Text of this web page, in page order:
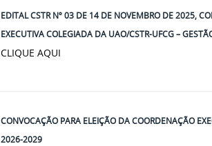
EDITAL CSTR Nº 03 DE 14 DE NOVEMBRO DE 2025,
EXECUTIVA COLEGIADA DA UAO/CSTR-UFCG –
CLIQUE AQUI
CONVOCAÇÃO PARA ELEIÇÃO DA COORDENAÇÃO
2026-2029